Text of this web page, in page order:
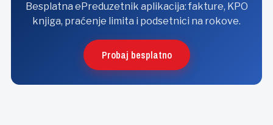
Besplatna ePreduzetnik aplikacija: fakture, KPO
knjiga, praćenje limita i podsetnici na rokove.
Probaj besplatno